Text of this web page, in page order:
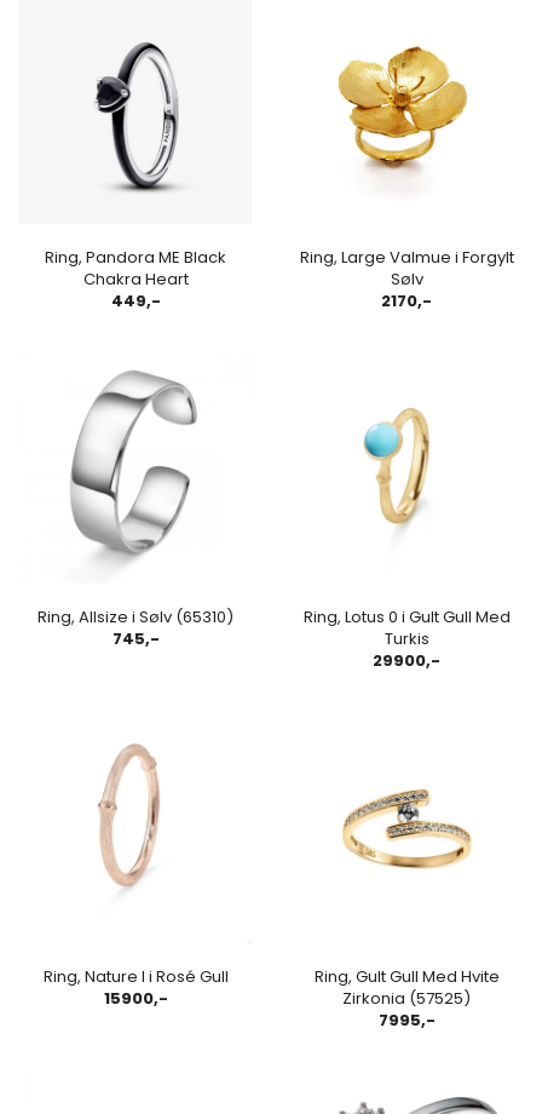
Ring, Pandora ME Black
Chakra Heart
449,-
Ring, Large Valmue i Forgylt
Sølv
2170,-
Ring, Allsize i Sølv (65310)
745,-
Ring, Lotus 0 i Gult Gull Med
Turkis
29900,-
Ring, Nature I i Rosé Gull
15900,-
Ring, Gult Gull Med Hvite
Zirkonia (57525)
7995,-